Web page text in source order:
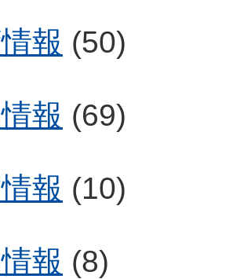
報 (50)
報 (69)
報 (10)
報 (8)